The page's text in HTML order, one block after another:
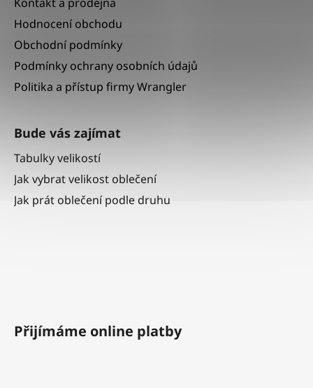
Hodnocení obchodu
Obchodní podmínky
Podmínky ochrany osobních údajů
Politika a přístup firmy Wrangler
Bude vás zajímat
Tabulky velikostí
Jak vybrat velikost oblečení
Jak prát oblečení podle druhu
Přijímáme online platby